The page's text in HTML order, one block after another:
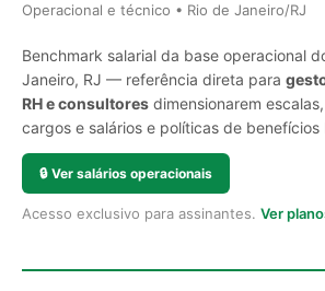
Operacional e técnico • Rio de Janeiro/RJ
Benchmark salarial da base operacional
Janeiro, RJ — referência direta para
RH e consultores dimensionarem
cargos e salários e políticas de benefícios
🔒 Ver salários operacionais
Acesso exclusivo para assinantes. Ver